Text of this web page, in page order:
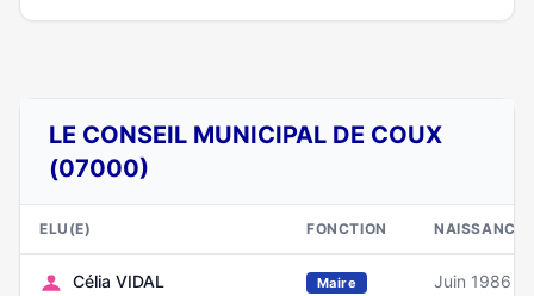
LE CONSEIL MUNICIPAL DE COUX
(07000)
ELU(E) FONCTION NAISSANCE
Célia VIDAL Maire Juin 1986